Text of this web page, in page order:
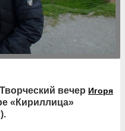
вечер Игоря
«Кириллица»